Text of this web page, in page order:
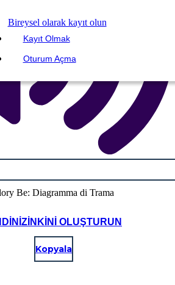
Bireysel olarak kayıt olun
Kayıt Olmak
Oturum Açma
OLUŞTURUN
Kopyala